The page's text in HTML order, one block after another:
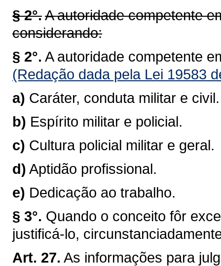
§ 2°.A autoridade competente
considerando:
§ 2°. A autoridade competente
(Redação dada pela Lei 19583
a) Caráter, conduta militar e civil.
b) Espírito militar e policial.
c) Cultura policial militar e geral.
d) Aptidão profissional.
e) Dedicação ao trabalho.
§ 3°. Quando o conceito fôr
justificá-lo,
Art. 27. As informações para